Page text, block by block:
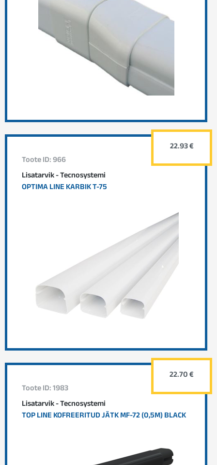
Toote ID: 966
Lisatarvik - Tecnosystemi
OPTIMA LINE KARBIK T-75
22.93 €
Toote ID: 1983
Lisatarvik - Tecnosystemi
TOP LINE KOFREERITUD JÄTK MF-72 (0,5M) BLACK
22.70 €